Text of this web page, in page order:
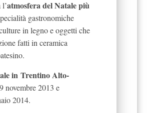
l’atmosfera del Natale più
gastronomiche
in legno e oggetti che
fatti in ceramica
inTrentino Alto-
novembre 2013 e
2014.